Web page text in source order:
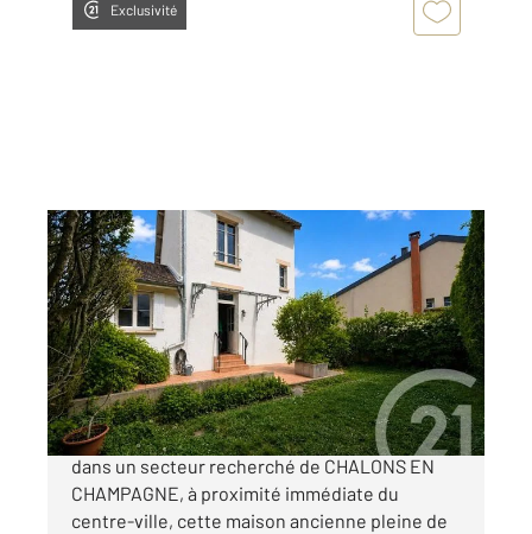
Exclusivité
CHALONS EN CHAMPAGNE 51
109 m2, 6 pièces
Ref : 8281
Maison à vendre
179 000 €
Maison 4 chambres Proche centre-ville Située
dans un secteur recherché de CHALONS EN
CHAMPAGNE, à proximité immédiate du
centre-ville, cette maison ancienne pleine de